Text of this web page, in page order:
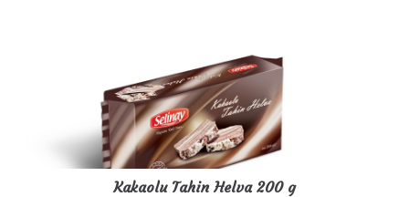
Kakaolu Tahin Helva 200 g